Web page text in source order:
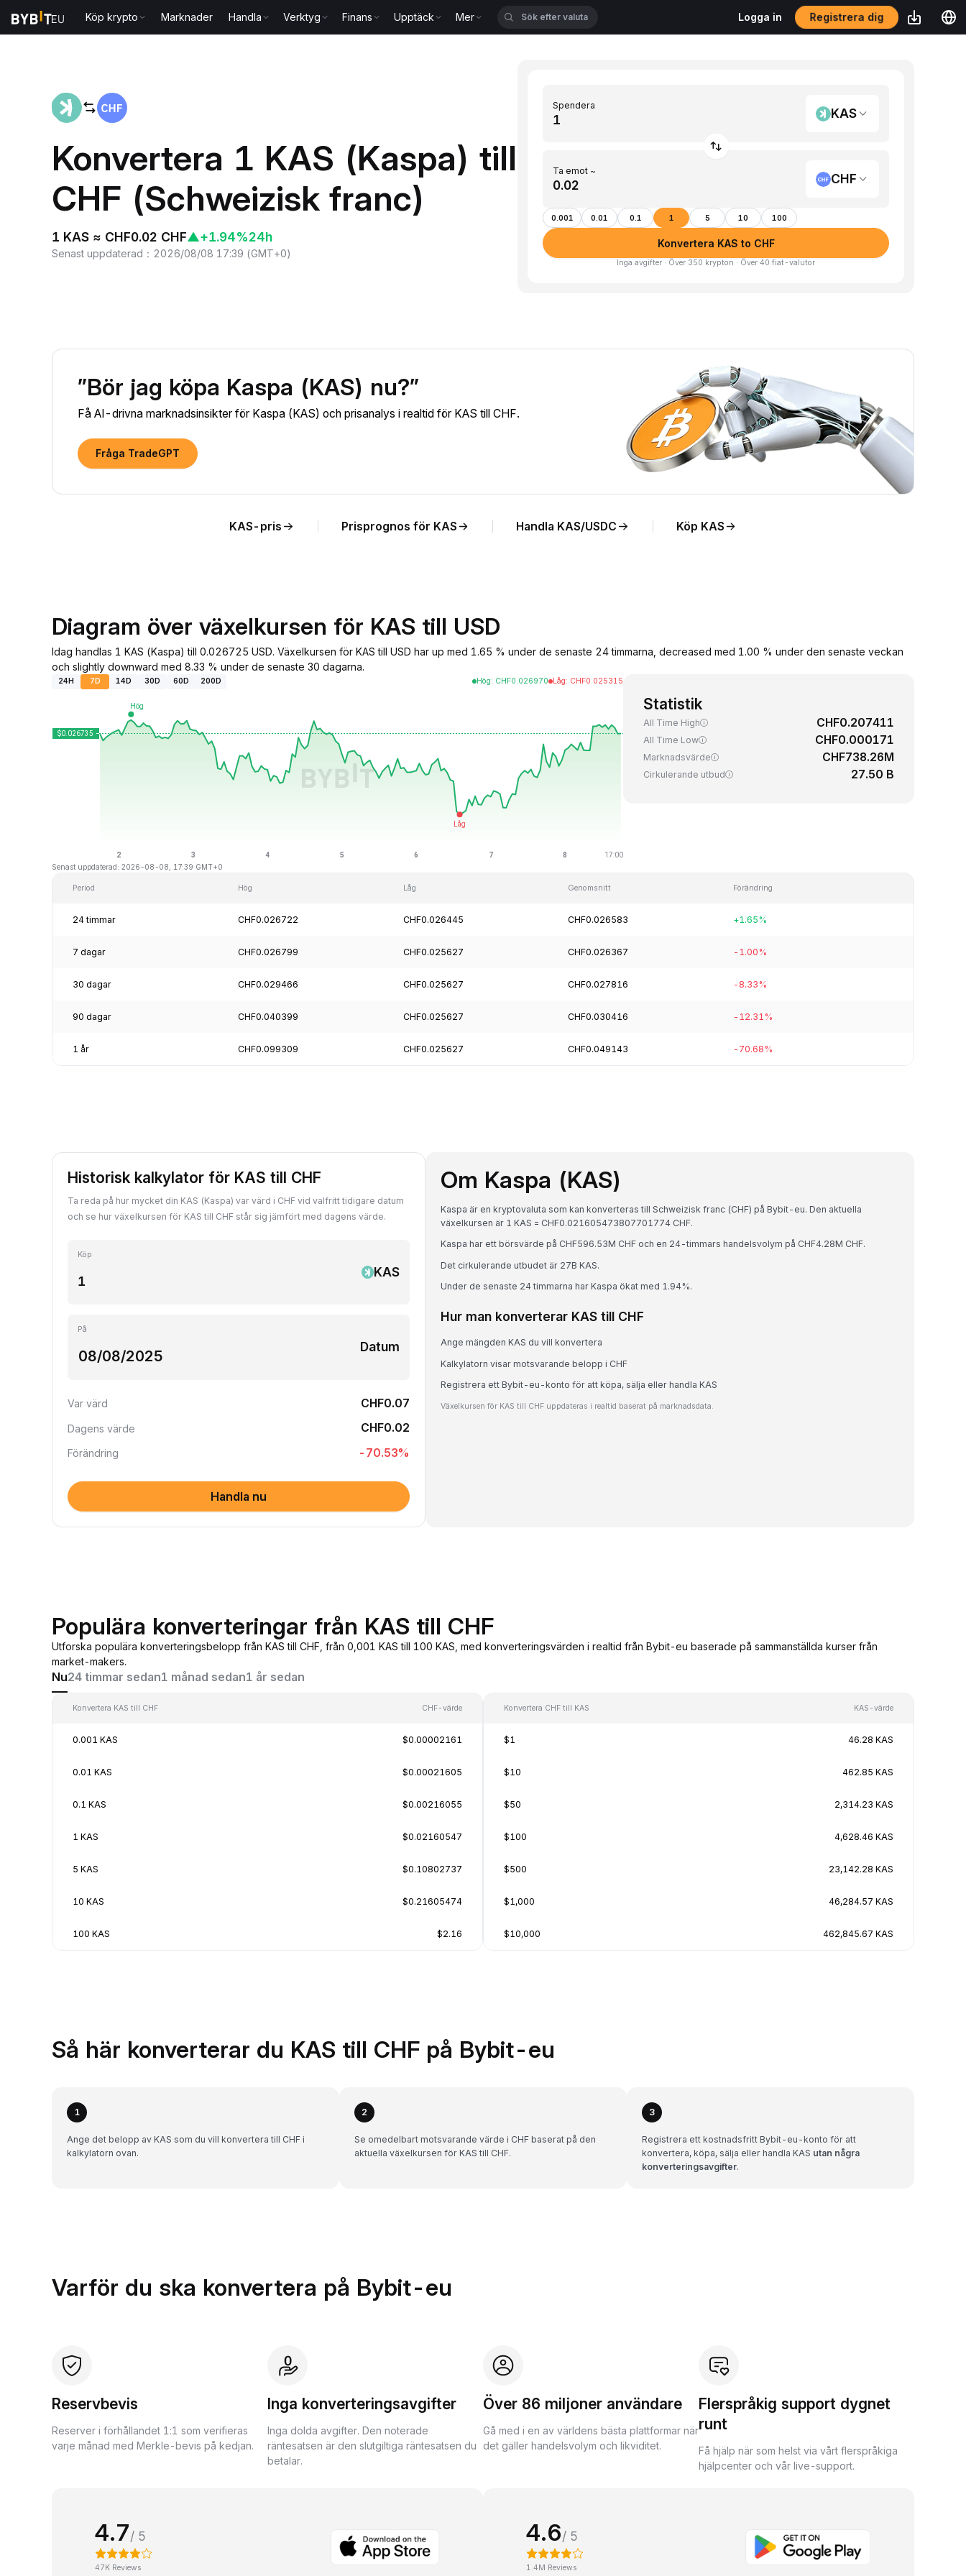
Köp krypto Marknader Handla Verktyg Finans Upptäck Mer Logga in Registrera dig
Konvertera 1 KAS (Kaspa) till
CHF (Schweizisk franc)
1 KAS ≈ CHF0.02 CHF▲+1.94%24h
Senast uppdaterad ： 2026/08/08 17:39 (GMT+0)
Spendera
KAS
Ta emot ~
CHF
0.001 0.01 0.1 1 5 10 100
Konvertera KAS to CHF
Inga avgifter · Över 350 krypton · Över 40 fiat-valutor
”Bör jag köpa Kaspa (KAS) nu?”
Få AI-drivna marknadsinsikter för Kaspa (KAS) och prisanalys i realtid för KAS till CHF.
Fråga TradeGPT
KAS-pris Prisprognos för KAS Handla KAS/USDC Köp KAS
Diagram över växelkursen för KAS till USD
Idag handlas 1 KAS (Kaspa) till 0.026725 USD. Växelkursen för KAS till USD har up med 1.65 % under de senaste 24 timmarna, decreased med 1.00 % under den senaste veckan
och slightly downward med 8.33 % under de senaste 30 dagarna.
24H 7D 14D 30D 60D 200D Hög: CHF0.026970 Låg: CHF0.025315
Senast uppdaterad: 2026-08-08, 17:39 GMT+0
Statistik
All Time High CHF0.207411
All Time Low CHF0.000171
Marknadsvärde CHF738.26M
Cirkulerande utbud 27.50 B
Period Hög Låg Genomsnitt Förändring
24 timmar CHF0.026722 CHF0.026445 CHF0.026583 +1.65%
7 dagar CHF0.026799 CHF0.025627 CHF0.026367 -1.00%
30 dagar CHF0.029466 CHF0.025627 CHF0.027816 -8.33%
90 dagar CHF0.040399 CHF0.025627 CHF0.030416 -12.31%
1 år CHF0.099309 CHF0.025627 CHF0.049143 -70.68%
Historisk kalkylator för KAS till CHF
Ta reda på hur mycket din KAS (Kaspa) var värd i CHF vid valfritt tidigare datum
och se hur växelkursen för KAS till CHF står sig jämfört med dagens värde.
Köp
KAS
På
Datum
Var värd CHF0.07
Dagens värde CHF0.02
Förändring -70.53%
Handla nu
Om Kaspa (KAS)
Kaspa är en kryptovaluta som kan konverteras till Schweizisk franc (CHF) på Bybit-eu. Den aktuella
växelkursen är 1 KAS = CHF0.021605473807701774 CHF.
Kaspa har ett börsvärde på CHF596.53M CHF och en 24-timmars handelsvolym på CHF4.28M CHF.
Det cirkulerande utbudet är 27B KAS.
Under de senaste 24 timmarna har Kaspa ökat med 1.94%.
Hur man konverterar KAS till CHF
Ange mängden KAS du vill konvertera
Kalkylatorn visar motsvarande belopp i CHF
Registrera ett Bybit-eu-konto för att köpa, sälja eller handla KAS
Växelkursen för KAS till CHF uppdateras i realtid baserat på marknadsdata.
Populära konverteringar från KAS till CHF
Utforska populära konverteringsbelopp från KAS till CHF, från 0,001 KAS till 100 KAS, med konverteringsvärden i realtid från Bybit-eu baserade på sammanställda kurser från
market-makers.
Nu24 timmar sedan1 månad sedan1 år sedan
Konvertera KAS till CHF CHF-värde
0.001 KAS $0.00002161
0.01 KAS $0.00021605
0.1 KAS $0.00216055
1 KAS $0.02160547
5 KAS $0.10802737
10 KAS $0.21605474
100 KAS $2.16
Konvertera CHF till KAS KAS-värde
$1 46.28 KAS
$10 462.85 KAS
$50 2,314.23 KAS
$100 4,628.46 KAS
$500 23,142.28 KAS
$1,000 46,284.57 KAS
$10,000 462,845.67 KAS
Så här konverterar du KAS till CHF på Bybit-eu
1
Ange det belopp av KAS som du vill konvertera till CHF i
kalkylatorn ovan.
2
Se omedelbart motsvarande värde i CHF baserat på den
aktuella växelkursen för KAS till CHF.
3
Registrera ett kostnadsfritt Bybit-eu-konto för att
konvertera, köpa, sälja eller handla KAS utan några
konverteringsavgifter.
Varför du ska konvertera på Bybit-eu
Reservbevis
Reserver i förhållandet 1:1 som verifieras
varje månad med Merkle-bevis på kedjan.
Inga konverteringsavgifter
Inga dolda avgifter. Den noterade
räntesatsen är den slutgiltiga räntesatsen du
betalar.
Över 86 miljoner användare
Gå med i en av världens bästa plattformar när
det gäller handelsvolym och likviditet.
Flerspråkig support dygnet
runt
Få hjälp när som helst via vårt flerspråkiga
hjälpcenter och vår live-support.
4.7/ 5
47K Reviews
4.6/ 5
1.4M Reviews